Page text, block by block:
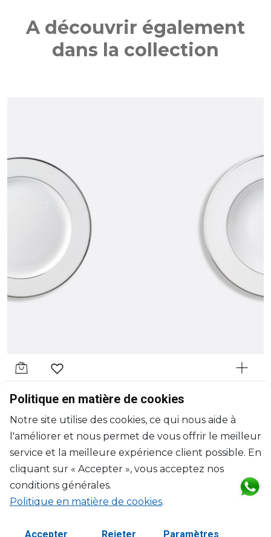
A découvrir également
dans la collection
BERNARDAUD
Assiette creuse à aile
D: 22.5cm
$91
Politique en matière de cookies
Notre site utilise des cookies, ce qui nous aide à
l'améliorer et nous permet de vous offrir le meilleur
service et la meilleure expérience client possible. En
cliquant sur « Accepter », vous acceptez nos
conditions générales.
Politique en matière de cookies.
Accepter Rejeter Paramètres